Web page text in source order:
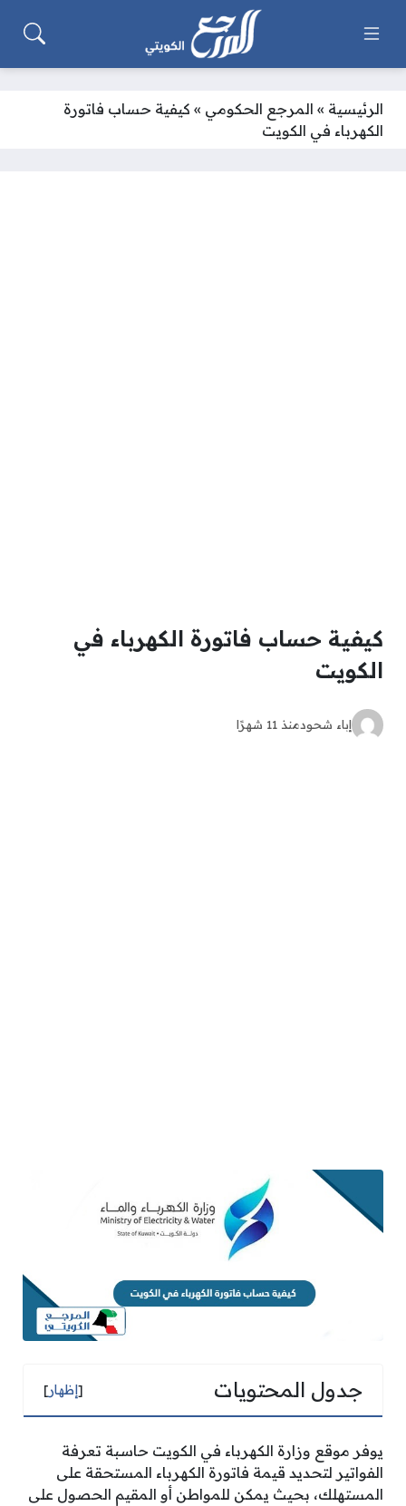
الرئيسية » المرجع الحكومي » كيفية حساب فاتورة
الكهرباء في الكويت
كيفية حساب فاتورة الكهرباء في
الكويت
إباء شحودمنذ 11 شهرًا
جدول المحتويات [إظهار]
يوفر موقع وزارة الكهرباء في الكويت حاسبة تعرفة
الفواتير لتحديد قيمة فاتورة الكهرباء المستحقة على
المستهلك، بحيث يمكن للمواطن أو المقيم الحصول على